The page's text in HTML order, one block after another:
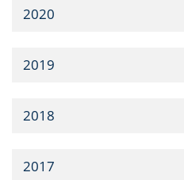
2020
2019
2018
2017